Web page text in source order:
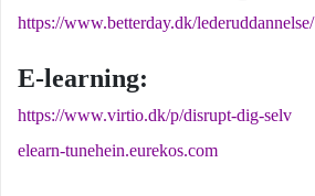
https://www.betterday.dk/lederuddannelse/
E-learning:
https://www.virtio.dk/p/disrupt-dig-selv
elearn-tunehein.eurekos.com